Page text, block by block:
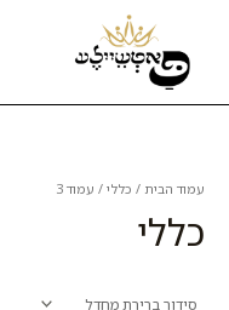
עמוד הבית / כללי / עמוד 3
כללי